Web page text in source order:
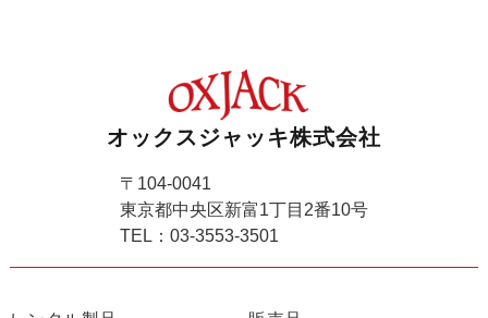
オックスジャッキ株式会社
〒104-0041
東京都中央区新富1丁目2番10号
TEL：03-3553-3501